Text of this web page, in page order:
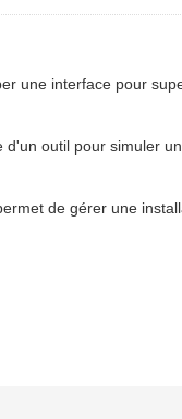
une interface pour
outil pour simuler
de gérer une